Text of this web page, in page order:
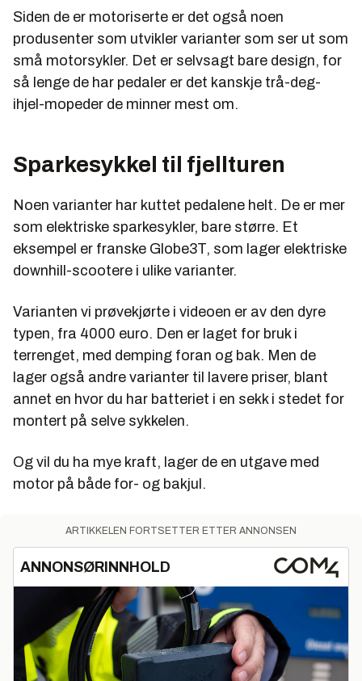
Siden de er motoriserte er det også noen
produsenter som utvikler varianter som ser ut som
små motorsykler. Det er selvsagt bare design, for
så lenge de har pedaler er det kanskje trå-deg-
ihjel-mopeder de minner mest om.
Sparkesykkel til fjellturen
Noen varianter har kuttet pedalene helt. De er mer
som elektriske sparkesykler, bare større. Et
eksempel er franske Globe3T, som lager elektriske
downhill-scootere i ulike varianter.
Varianten vi prøvekjørte i videoen er av den dyre
typen, fra 4000 euro. Den er laget for bruk i
terrenget, med demping foran og bak. Men de
lager også andre varianter til lavere priser, blant
annet en hvor du har batteriet i en sekk i stedet for
montert på selve sykkelen.
Og vil du ha mye kraft, lager de en utgave med
motor på både for- og bakjul.
ARTIKKELEN FORTSETTER ETTER ANNONSEN
ANNONSØRINNHOLD